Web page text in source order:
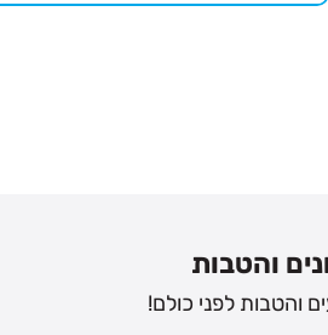
והטבות
והטבות לפני כולם!